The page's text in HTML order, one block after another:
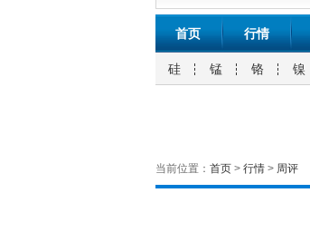
首页 行情
硅 锰 铬 镍
当前位置： 首页 > 行情 > 周评